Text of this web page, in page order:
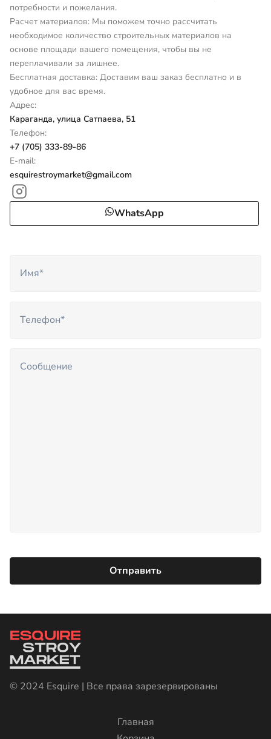
потребности и пожелания.
Расчет материалов: Мы поможем точно рассчитать
необходимое количество строительных материалов на
основе площади вашего помещения, чтобы вы не
переплачивали за лишнее.
Бесплатная доставка: Доставим ваш заказ бесплатно и в
удобное для вас время.
Адрес:
Караганда, улица Сатпаева, 51
Телефон:
+7 (705) 333-89-86
E-mail:
esquirestroymarket@gmail.com
WhatsApp
© 2024 Esquire | Все права зарезервированы
Главная